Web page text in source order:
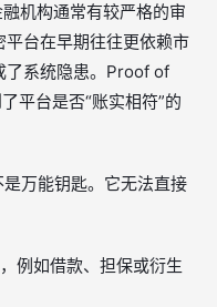
机构通常有较严格的审
台在早期往往更依赖市
了系统隐患。Proof of
平台是否“账实相符”的
是万能钥匙。它无法直接
例如借款、担保或衍生